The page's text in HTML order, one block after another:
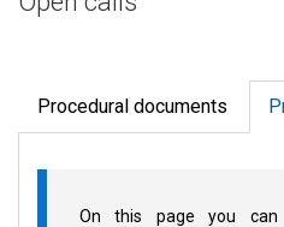
Procedural documents
On this page you can